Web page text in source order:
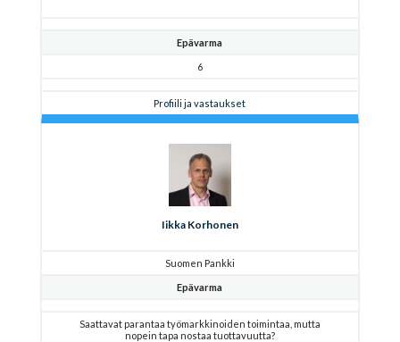
Epävarma
6
Profiili ja vastaukset
Iikka Korhonen
Suomen Pankki
Epävarma
Saattavat parantaa työmarkkinoiden toimintaa, mutta
nopein tapa nostaa tuottavuutta?